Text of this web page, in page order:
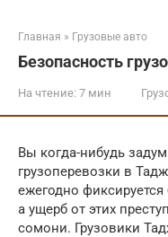
Главная » Грузовые авто
Безопасность
На чтение: 7 мин
Вы когда-нибудь
грузоперевозки в
ежегодно
а ущерб от этих
сомони. Грузовики